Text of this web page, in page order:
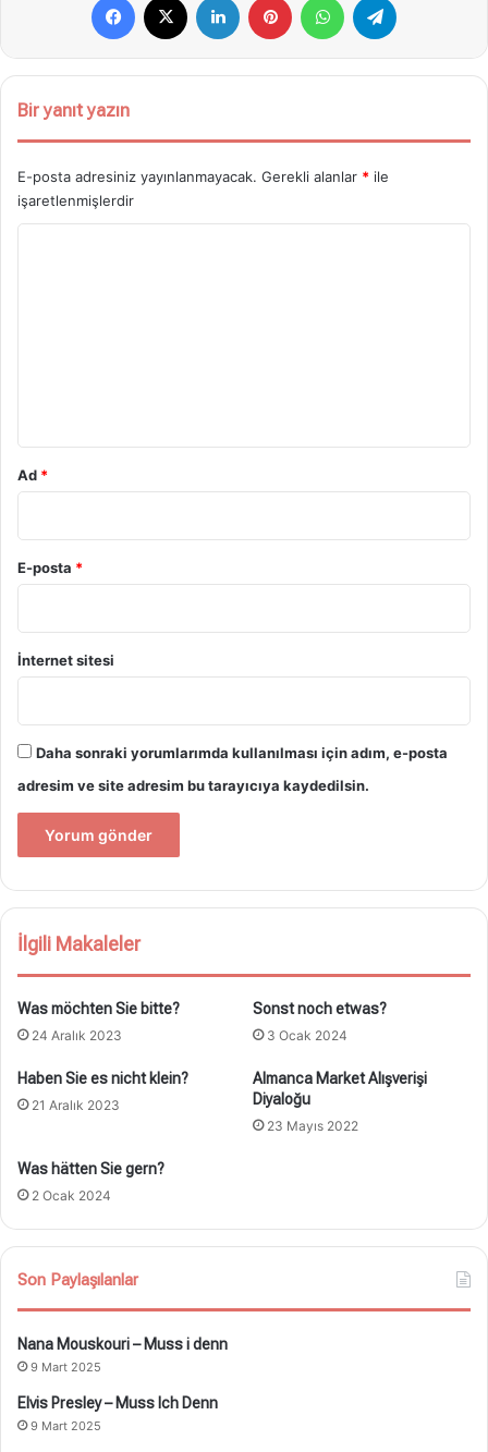
Bir yanıt yazın
E-posta adresiniz yayınlanmayacak. Gerekli alanlar * ile
işaretlenmişlerdir
Ad *
E-posta *
İnternet sitesi
Daha sonraki yorumlarımda kullanılması için adım, e-posta
adresim ve site adresim bu tarayıcıya kaydedilsin.
İlgili Makaleler
Was möchten Sie bitte?
24 Aralık 2023
Sonst noch etwas?
3 Ocak 2024
Haben Sie es nicht klein?
21 Aralık 2023
Almanca Market Alışverişi
Diyaloğu
23 Mayıs 2022
Was hätten Sie gern?
2 Ocak 2024
Son Paylaşılanlar
Nana Mouskouri – Muss i denn
9 Mart 2025
Elvis Presley – Muss Ich Denn
9 Mart 2025